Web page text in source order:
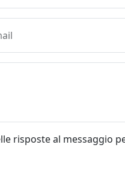
risposte al messaggio